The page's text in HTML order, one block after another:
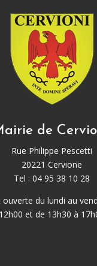
de
Rue Philippe Pescetti
20221 Cervione
Tel : 04 95 38 10 28
du lundi au
12h00 et de 13h30 à